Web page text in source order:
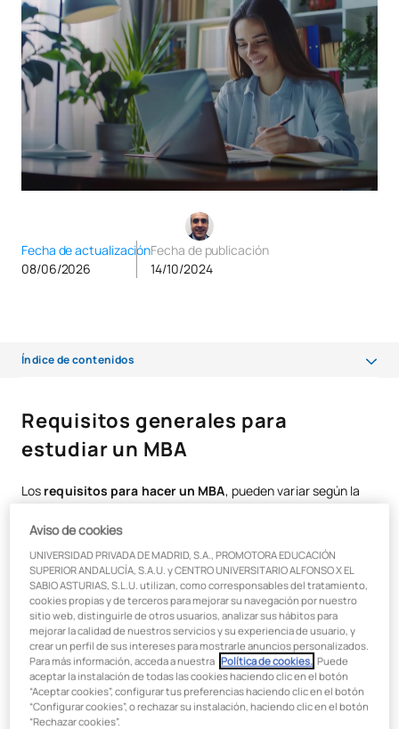
Fecha de actualización
08/06/2026
Fecha de publicación
14/10/2024
Índice de contenidos
Título universitario
Experiencia laboral
Resultados de exámenes estandarizados
Carta de motivación
Cartas de recomendación
Entrevista
¿Quiénes pueden estudiar un MBA? Perfil recomendado
Conclusión
Requisitos generales para
estudiar un MBA
Los requisitos para hacer un MBA, pueden variar según la
requisitos comunes que la mayoría de las universidades
requieren. A continuación, exploraremos los aspectos clave
que debes considerar.
Título universitario
Uno de losrequisitos para estudiar un MBAmás
fundamentales es contar con untítulo universitario. Este
título no tiene que ser necesariamente en negocios; muchas
Aviso de cookies
UNIVERSIDAD PRIVADA DE MADRID, S.A., PROMOTORA EDUCACIÓN
SUPERIOR ANDALUCÍA, S.A.U. y CENTRO UNIVERSITARIO ALFONSO X EL
SABIO ASTURIAS, S.L.U. utilizan, como corresponsables del tratamiento,
cookies propias y de terceros para mejorar su navegación por nuestro
sitio web, distinguirle de otros usuarios, analizar sus hábitos para
mejorar la calidad de nuestros servicios y su experiencia de usuario, y
crear un perfil de sus intereses para mostrarle anuncios personalizados.
Para más información, acceda a nuestra Política de cookies. . Puede
aceptar la instalación de todas las cookies haciendo clic en el botón
“Aceptar cookies”, configurar tus preferencias haciendo clic en el botón
“Configurar cookies”, o rechazar su instalación, haciendo clic en el botón
“Rechazar cookies”.